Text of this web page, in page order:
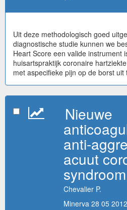
Uit deze methodologisch goed
diagnostische studie kunnen we
Heart Score een valide instrument
huisartspraktijk coronaire
met aspecifieke pijn op de borst uit
Nieuwe
anti-
acuut
syndroom
Chevalier P.
Minerva 28 05 2012